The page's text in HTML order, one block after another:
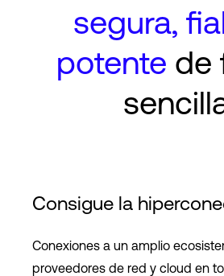
segura,
potente de
Consigue la
Conexiones a un amplio
proveedores de red y cloud en